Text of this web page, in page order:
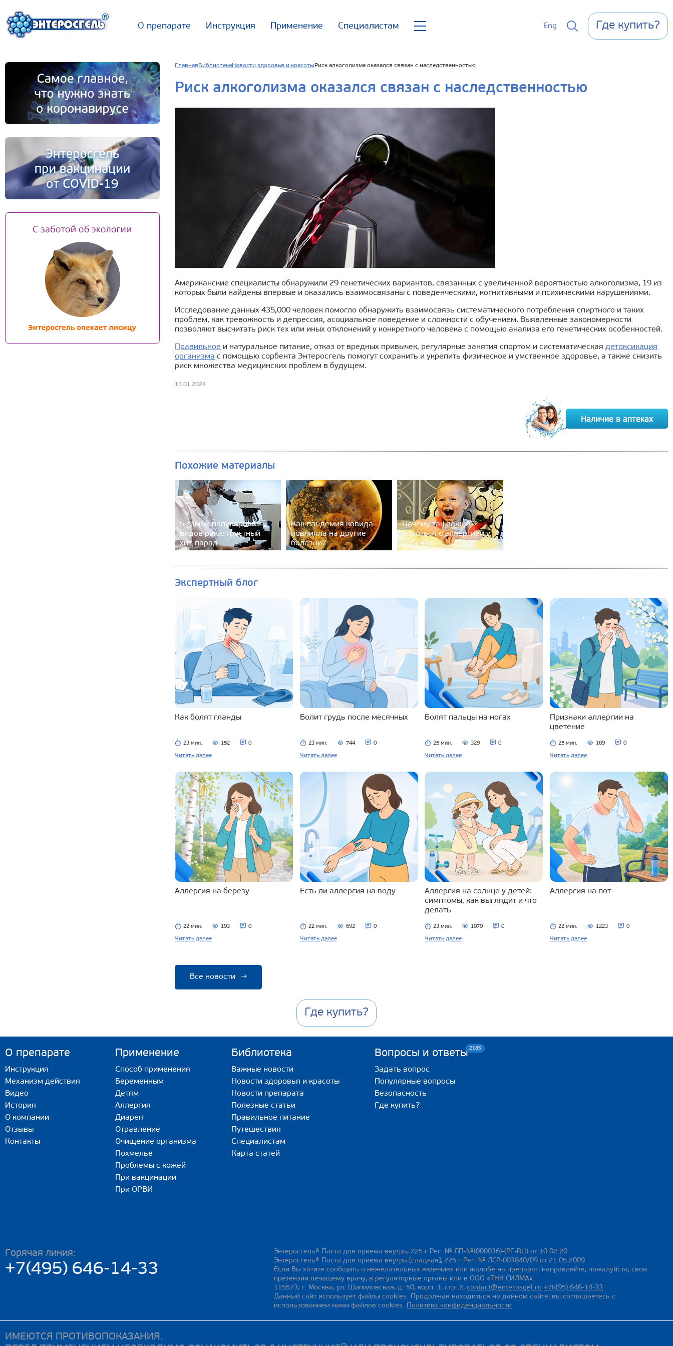
О препарате Инструкция Применение Специалистам Eng Где купить?
Главная БиблиотекаНовости здоровья и красоты Риск алкоголизма оказался связан с наследственностью
Риск алкоголизма оказался связан с наследственностью
Американские специалисты обнаружили 29 генетических вариантов, связанных с увеличенной вероятностью алкоголизма, 19 из
которых были найдены впервые и оказались взаимосвязаны с поведенческими, когнитивными и психическими нарушениями.
Исследование данных 435,000 человек помогло обнаружить взаимосвязь систематического потребления спиртного и таких
проблем, как тревожность и депрессия, асоциальное поведение и сложности с обучением. Выявленные закономерности
позволяют высчитать риск тех или иных отклонений у конкретного человека с помощью анализа его генетических особенностей.
Правильное и натуральное питание, отказ от вредных привычек, регулярные занятия спортом и систематическая детоксикация
организма с помощью сорбента Энтеросгель помогут сохранить и укрепить физическое и умственное здоровье, а также снизить
риск множества медицинских проблем в будущем.
15.01.2024
Похожие материалы
5 самых популярных
видов рака: грустный
хит-парад
Как пандемия ковида
повлияла на другие
болезни?
Почему так важно
бороться с аллергией у
ребенка
Экспертный блог
Как болят гланды
23 мин. 152 0
Читать далее
Болит грудь после месячных
23 мин. 744 0
Читать далее
Болят пальцы на ногах
25 мин. 329 0
Читать далее
Признаки аллергии на
цветение
25 мин. 189 0
Читать далее
Аллергия на березу
22 мин. 193 0
Читать далее
Есть ли аллергия на воду
22 мин. 692 0
Читать далее
Аллергия на солнце у детей:
симптомы, как выглядит и что
делать
23 мин. 1079 0
Читать далее
Аллергия на пот
22 мин. 1223 0
Читать далее
Все новости →
Где купить?
О препарате
Инструкция
Механизм действия
Видео
История
О компании
Отзывы
Контакты
Применение
Способ применения
Беременным
Детям
Аллергия
Диарея
Отравление
Очищение организма
Похмелье
Проблемы с кожей
При вакцинации
При ОРВИ
Библиотека
Важные новости
Новости здоровья и красоты
Новости препарата
Полезные статьи
Правильное питание
Путешествия
Специалистам
Карта статей
Вопросы и ответы2185
Задать вопрос
Популярные вопросы
Безопасность
Где купить?
Горячая линия:
+7(495) 646-14-33
Энтеросгель® Паста для приема внутрь, 225 г Рег. № ЛП-№(000036)-(РГ-RU) от 10.02.20
Энтеросгель® Паста для приема внутрь [сладкая], 225 г Рег. № ЛСР-003840/09 от 21.05.2009
Если Вы хотите сообщить о нежелательных явлениях или жалобе на препарат, направляйте, пожалуйста, свои
претензии лечащему врачу, в регуляторные органы или в ООО «ТНК СИЛМА»:
115573, г. Москва, ул. Шипиловская, д. 50, корп. 1, стр. 2, contact@enterosgel.ru +7(495) 646-14-33
Данный сайт использует файлы cookies. Продолжая находиться на данном сайте, вы соглашаетесь с
использованием нами файлов cookies. Политика конфиденциальности
ИМЕЮТСЯ ПРОТИВОПОКАЗАНИЯ.